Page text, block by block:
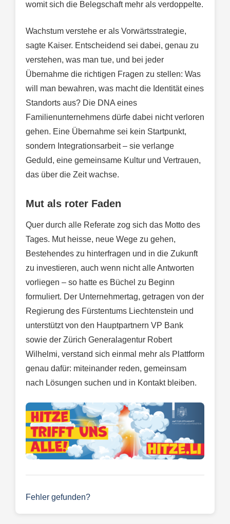
womit sich die Belegschaft mehr als verdoppelte.
Wachstum verstehe er als Vorwärtsstrategie,
sagte Kaiser. Entscheidend sei dabei, genau zu
verstehen, was man tue, und bei jeder
Übernahme die richtigen Fragen zu stellen: Was
will man bewahren, was macht die Identität eines
Standorts aus? Die DNA eines
Familienunternehmens dürfe dabei nicht verloren
gehen. Eine Übernahme sei kein Startpunkt,
sondern Integrationsarbeit – sie verlange
Geduld, eine gemeinsame Kultur und Vertrauen,
das über die Zeit wachse.
Mut als roter Faden
Quer durch alle Referate zog sich das Motto des
Tages. Mut heisse, neue Wege zu gehen,
Bestehendes zu hinterfragen und in die Zukunft
zu investieren, auch wenn nicht alle Antworten
vorliegen – so hatte es Büchel zu Beginn
formuliert. Der Unternehmertag, getragen von der
Regierung des Fürstentums Liechtenstein und
unterstützt von den Hauptpartnern VP Bank
sowie der Zürich Generalagentur Robert
Wilhelmi, verstand sich einmal mehr als Plattform
genau dafür: miteinander reden, gemeinsam
nach Lösungen suchen und in Kontakt bleiben.
Fehler gefunden?